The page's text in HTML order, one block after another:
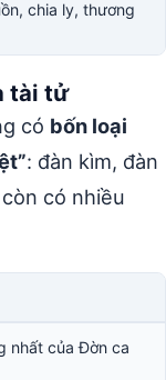
chia ly, thương
tài tử
có bốn loại
: đàn kìm, đàn
có nhiều
nhất của Đờn ca